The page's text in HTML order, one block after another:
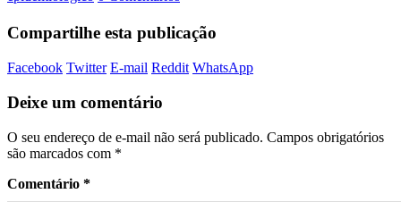
Compartilhe esta publicação
Facebook Twitter E-mail Reddit WhatsApp
Deixe um comentário
O seu endereço de e-mail não será publicado. Campos obrigatórios
são marcados com *
Comentário *